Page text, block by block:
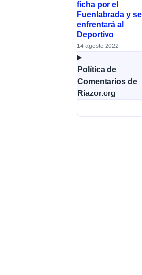
ficha por el
Fuenlabrada y se
enfrentará al
Deportivo
14 agosto 2022
Política de
Comentarios de
Riazor.org